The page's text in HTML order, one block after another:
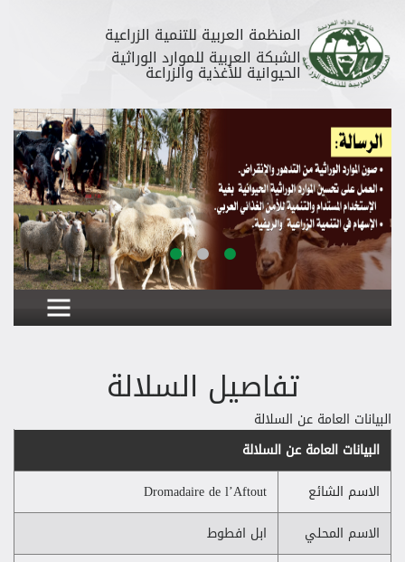
المنظمة العربية للتنمية الزراعية
الشبكة العربية للموارد الوراثية
الحيوانية للأغذية والزراعة
تفاصيل السلالة
البيانات العامة عن السلالة
البيانات العامة عن السلالة
الاسم الشائع
Dromadaire de l’Aftout
الاسم المحلي
ابل افطوط